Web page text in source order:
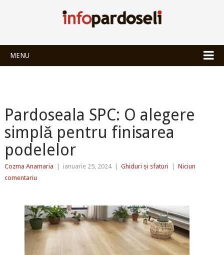
MENU
Pardoseala SPC: O alegere
simplă pentru finisarea
podelelor
Cozma Anamaria ianuarie 25, 2024 Ghiduri și sfaturi
Niciun
comentariu